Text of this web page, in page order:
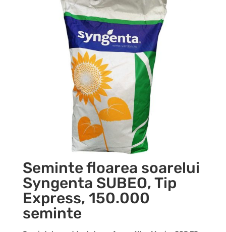
Seminte floarea soarelui
Syngenta SUBEO, Tip
Express, 150.000
seminte